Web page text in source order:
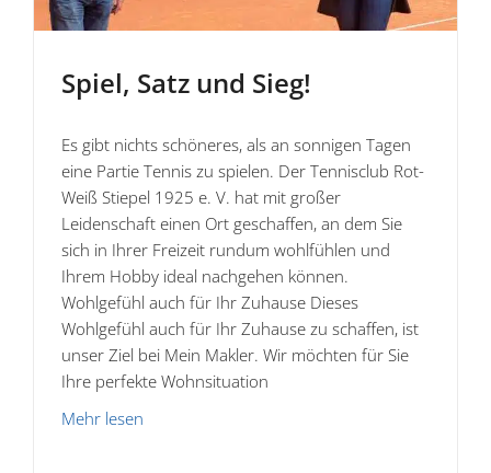
Spiel, Satz und Sieg!
Es gibt nichts schöneres, als an sonnigen Tagen
eine Partie Tennis zu spielen. Der Tennisclub Rot-
Weiß Stiepel 1925 e. V. hat mit großer
Leidenschaft einen Ort geschaffen, an dem Sie
sich in Ihrer Freizeit rundum wohlfühlen und
Ihrem Hobby ideal nachgehen können.
Wohlgefühl auch für Ihr Zuhause Dieses
Wohlgefühl auch für Ihr Zuhause zu schaffen, ist
unser Ziel bei Mein Makler. Wir möchten für Sie
Ihre perfekte Wohnsituation
Mehr lesen